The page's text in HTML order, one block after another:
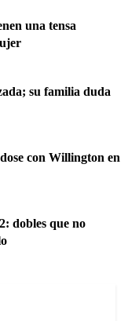
una tensa
su familia duda
con Willington en
dobles que no